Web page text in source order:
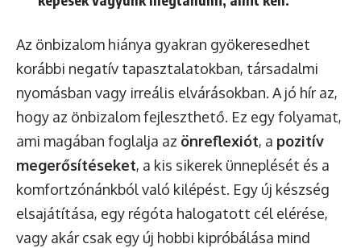
Az önbizalom hiánya gyakran gyökeresedhet
korábbi negatív tapasztalatokban, társadalmi
nyomásban vagy irreális elvárásokban. A jó hír az,
hogy az önbizalom fejleszthető. Ez egy folyamat,
ami magában foglalja az önreflexiót, a pozitív
megerősítéseket, a kis sikerek ünneplését és a
komfortzónánkból való kilépést. Egy új készség
elsajátítása, egy régóta halogatott cél elérése,
vagy akár csak egy új hobbi kipróbálása mind